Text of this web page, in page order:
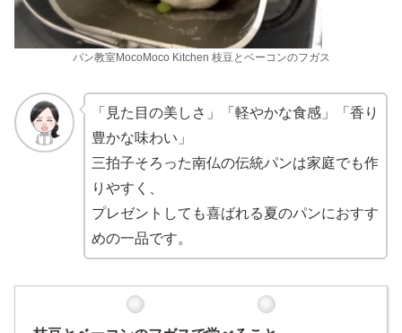
パン教室MocoMoco Kitchen 枝豆とベーコンのフガス
「見た目の美しさ」「軽やかな食感」「香り
豊かな味わい」
三拍子そろった南仏の伝統パンは家庭でも作
りやすく、
プレゼントしても喜ばれる夏のパンにおすす
めの一品です。